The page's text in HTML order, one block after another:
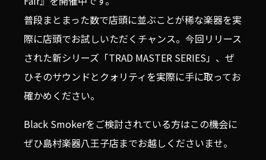
普段まとまった数で店頭に並ぶことが稀な楽器を実
際に店頭でお試しいただくチャンス。今回リリース
された新シリーズ「TRAD MASTER SERIES」、ぜ
ひそのサウンドとクォリティを実際に手に取ってお
確かめください。
Black Smokerをご検討されている方はこの機会に
ぜひ島村楽器八王子店までお越しくださいませ。